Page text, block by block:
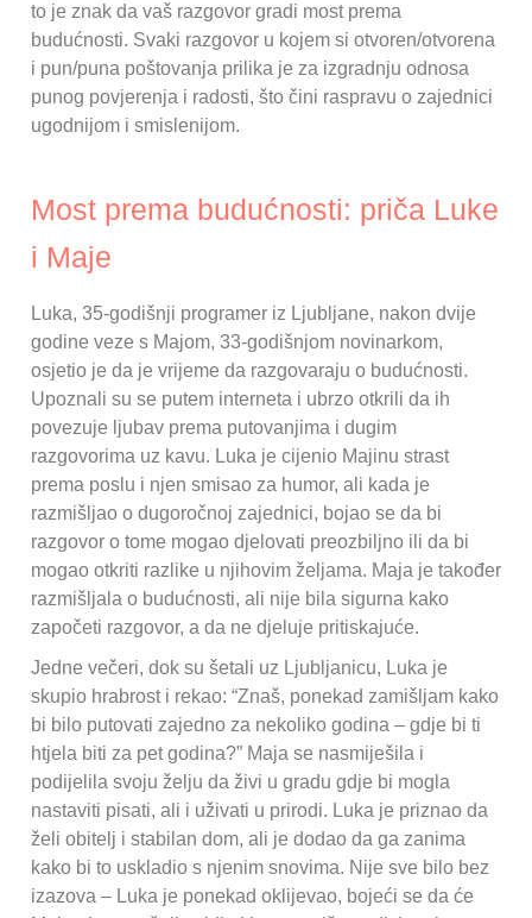
to je znak da vaš razgovor gradi most prema
budućnosti. Svaki razgovor u kojem si otvoren/otvorena
i pun/puna poštovanja prilika je za izgradnju odnosa
punog povjerenja i radosti, što čini raspravu o zajednici
ugodnijom i smislenijom.
Most prema budućnosti: priča Luke
i Maje
Luka, 35-godišnji programer iz Ljubljane, nakon dvije
godine veze s Majom, 33-godišnjom novinarkom,
osjetio je da je vrijeme da razgovaraju o budućnosti.
Upoznali su se putem interneta i ubrzo otkrili da ih
povezuje ljubav prema putovanjima i dugim
razgovorima uz kavu. Luka je cijenio Majinu strast
prema poslu i njen smisao za humor, ali kada je
razmišljao o dugoročnoj zajednici, bojao se da bi
razgovor o tome mogao djelovati preozbiljno ili da bi
mogao otkriti razlike u njihovim željama. Maja je također
razmišljala o budućnosti, ali nije bila sigurna kako
započeti razgovor, a da ne djeluje pritiskajuće.
Jedne večeri, dok su šetali uz Ljubljanicu, Luka je
skupio hrabrost i rekao: “Znaš, ponekad zamišljam kako
bi bilo putovati zajedno za nekoliko godina – gdje bi ti
htjela biti za pet godina?” Maja se nasmiješila i
podijelila svoju želju da živi u gradu gdje bi mogla
nastaviti pisati, ali i uživati u prirodi. Luka je priznao da
želi obitelj i stabilan dom, ali je dodao da ga zanima
kako bi to uskladio s njenim snovima. Nije sve bilo bez
izazova – Luka je ponekad oklijevao, bojeći se da će